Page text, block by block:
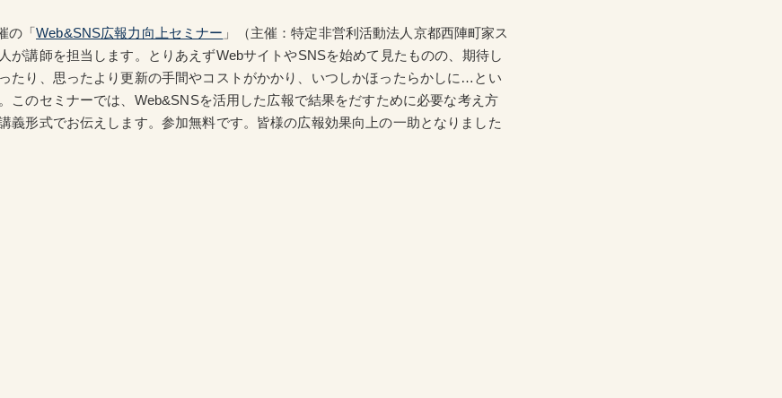
の「Web&SNS広報力向上セミナー 」（主催：特定非営利活動法人京都西陣町家ス
が講師を担当します。とりあえずWebサイトやSNSを始めて見たものの、期待し
たり、思ったより更新の手間やコストがかかり、いつしかほったらかしに…とい
このセミナーでは、Web&SNSを活用した広報で結果をだすために必要な考え方
義形式でお伝えします。参加無料です。皆様の広報効果向上の一助となりました